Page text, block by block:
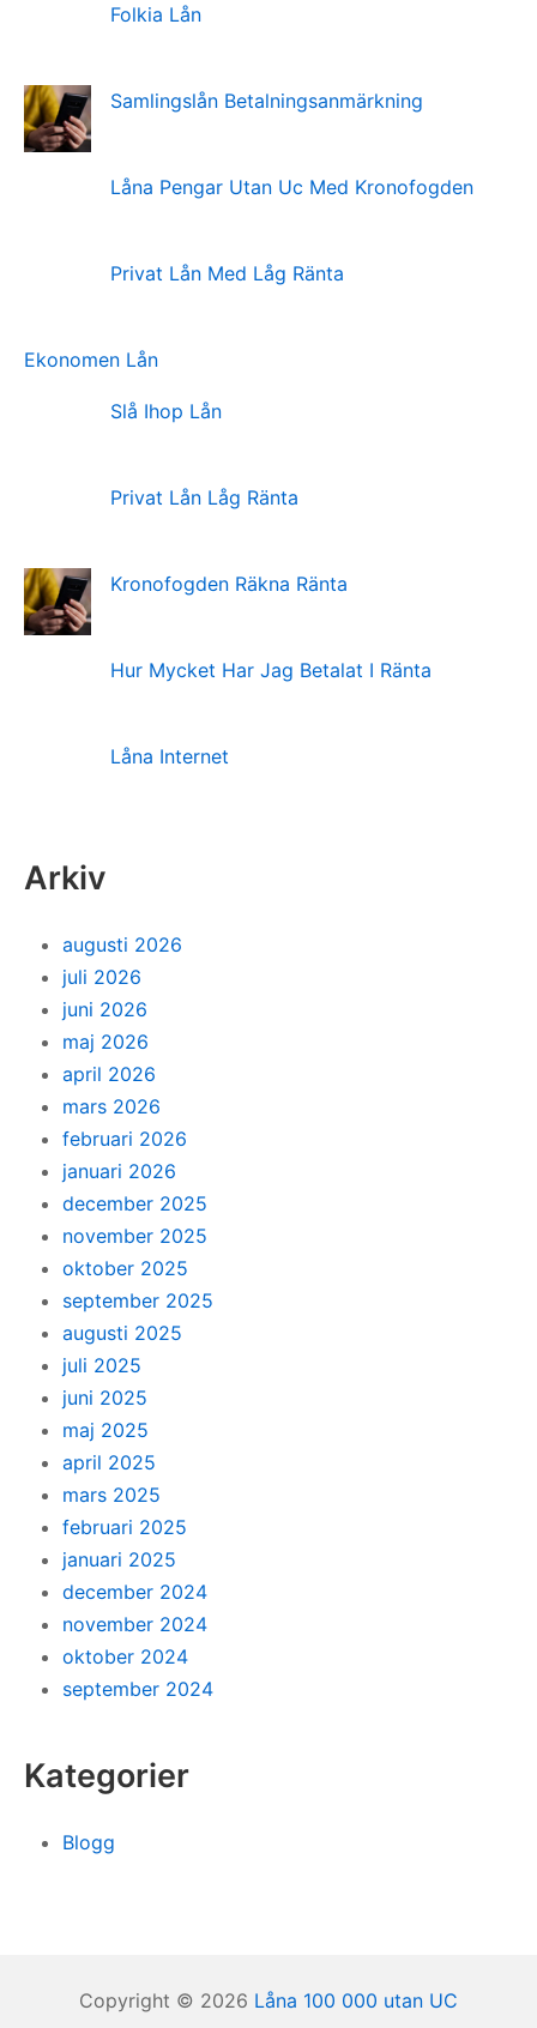
Folkia Lån
Samlingslån Betalningsanmärkning
Låna Pengar Utan Uc Med Kronofogden
Privat Lån Med Låg Ränta
Ekonomen Lån
Slå Ihop Lån
Privat Lån Låg Ränta
Kronofogden Räkna Ränta
Hur Mycket Har Jag Betalat I Ränta
Låna Internet
Arkiv
augusti 2026
juli 2026
juni 2026
maj 2026
april 2026
mars 2026
februari 2026
januari 2026
december 2025
november 2025
oktober 2025
september 2025
augusti 2025
juli 2025
juni 2025
maj 2025
april 2025
mars 2025
februari 2025
januari 2025
december 2024
november 2024
oktober 2024
september 2024
Kategorier
Blogg
Copyright © 2026 Låna 100 000 utan UC